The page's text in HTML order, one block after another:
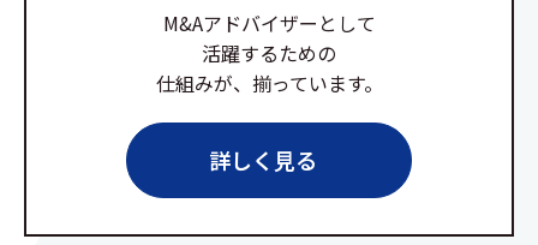
M&Aアドバイザーとして
活躍するための
仕組みが、揃っています。
詳しく見る